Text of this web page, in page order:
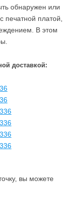
обнаружен или
печатной платой,
В этом
доставкой:
вы можете